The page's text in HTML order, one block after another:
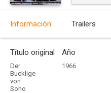
Información Trailers
Título original
Der
Bucklige
von
Soho
Año
1966